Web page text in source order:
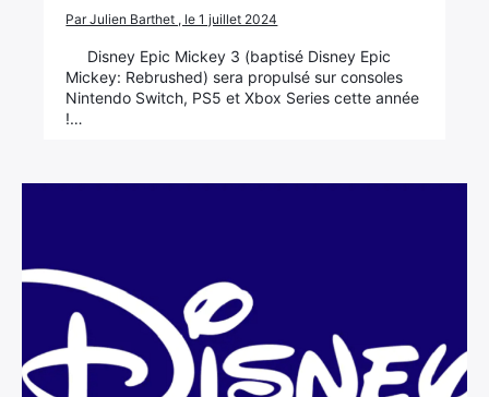
Par Julien Barthet , le 1 juillet 2024
Disney Epic Mickey 3 (baptisé Disney Epic
Mickey: Rebrushed) sera propulsé sur consoles
Nintendo Switch, PS5 et Xbox Series cette année
!…